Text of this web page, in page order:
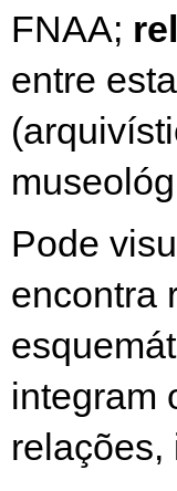
FNAA;
entre
Pode
encontra
integram
relações,